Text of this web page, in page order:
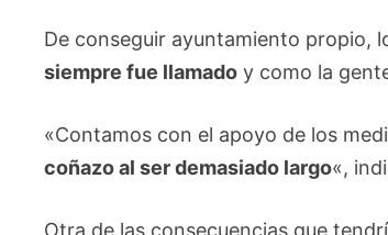
De conseguir ayuntamiento propio,
siempre fue llamado y como la
«Contamos con el apoyo de los
coñazo al ser demasiado largo«,
Otra de las consecuencias que